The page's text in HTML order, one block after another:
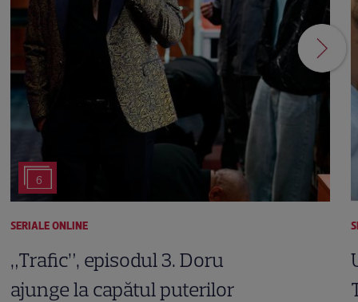
6
SERIALE ONLINE
„Trafic”, episodul 3. Doru
ajunge la capătul puterilor